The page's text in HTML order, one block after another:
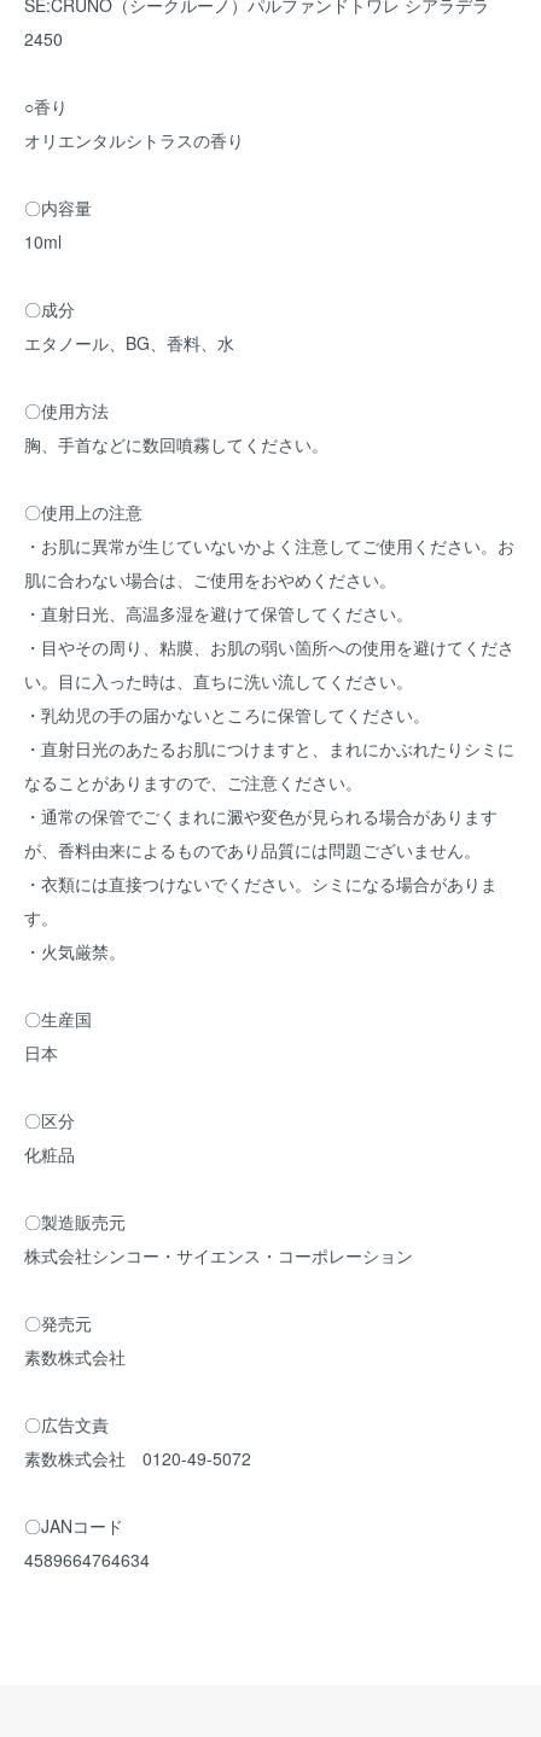
2450
○香り
オリエンタルシトラスの香り
〇内容量
10ml
〇成分
エタノール、BG、香料、水
〇使用方法
胸、手首などに数回噴霧してください。
〇使用上の注意
・お肌に異常が生じていないかよく注意してご使用ください。お
肌に合わない場合は、ご使用をおやめください。
・直射日光、高温多湿を避けて保管してください。
・目やその周り、粘膜、お肌の弱い箇所への使用を避けてくださ
い。目に入った時は、直ちに洗い流してください。
・乳幼児の手の届かないところに保管してください。
・直射日光のあたるお肌につけますと、まれにかぶれたりシミに
なることがありますので、ご注意ください。
・通常の保管でごくまれに澱や変色が見られる場合があります
が、香料由来によるものであり品質には問題ございません。
・衣類には直接つけないでください。シミになる場合がありま
す。
・火気厳禁。
〇生産国
日本
〇区分
化粧品
〇製造販売元
株式会社シンコー・サイエンス・コーポレーション
〇発売元
素数株式会社
〇広告文責
素数株式会社 0120-49-5072
〇JANコード
4589664764634